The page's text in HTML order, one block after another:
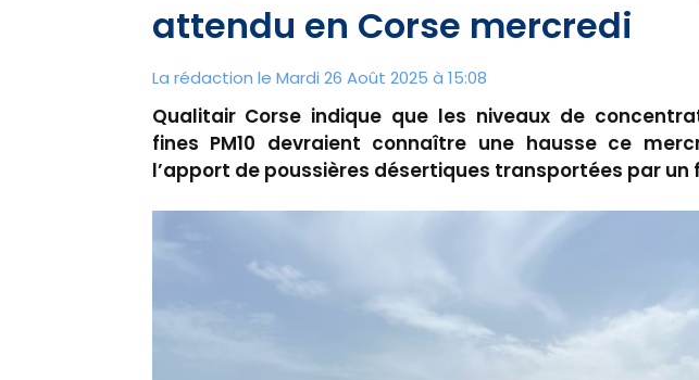
attendu en Corse mercredi
La rédaction le Mardi 26 Août 2025 à 15:08
Qualitair Corse indique que les niveaux de
fines PM10 devraient connaître une hausse ce
l’apport de poussières désertiques transportées par un